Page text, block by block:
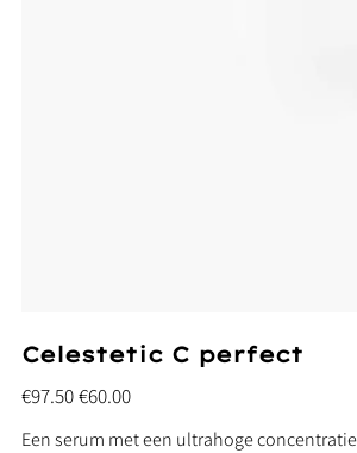
Celestetic C perfect
Original
price
€97.50
Sale
price
€60.00
Een serum met een ultrahoge